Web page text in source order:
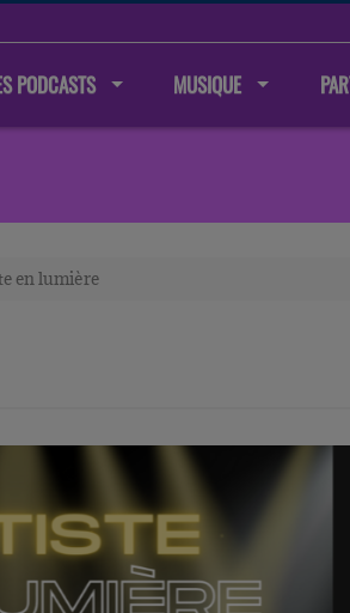
PODCASTS MUSIQUE
en lumière